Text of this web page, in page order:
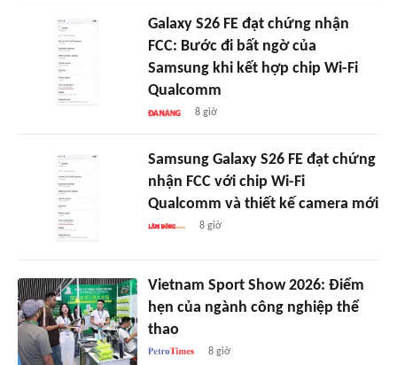
Galaxy S26 FE đạt chứng nhận
FCC: Bước đi bất ngờ của
Samsung khi kết hợp chip Wi-Fi
Qualcomm
8 giờ
Samsung Galaxy S26 FE đạt chứng
nhận FCC với chip Wi-Fi
Qualcomm và thiết kế camera mới
8 giờ
Vietnam Sport Show 2026: Điểm
hẹn của ngành công nghiệp thể
thao
8 giờ